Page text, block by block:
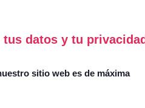
datos y tu
sitio web es de máxima